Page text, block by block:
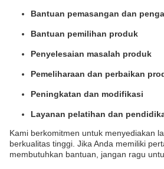
Bantuan pemasangan dan
Bantuan pemilihan produk
Penyelesaian masalah produk
Pemeliharaan dan perbaikan
Peningkatan dan modifikasi
Layanan pelatihan dan
Kami berkomitmen untuk menyediakan
berkualitas tinggi. Jika Anda memiliki
membutuhkan bantuan, jangan ragu